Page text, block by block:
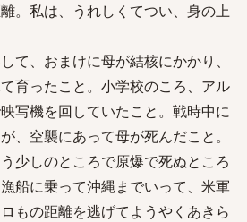
。私は、うれしくてつい、身の上
て、おまけに母が結核にかかり、
育ったこと。小学校のころ、アル
写機を回していたこと。戦時中に
、空襲にあって母が死んだこと。
少しのところで原爆で死ぬところ
船に乗って沖縄までいって、米軍
もの距離を逃げてようやくあきら